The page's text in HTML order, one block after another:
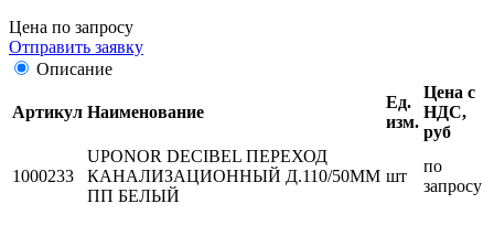
Цена по запросу
Отправить заявку
Описание
Артикул Наименование
Ед.
изм.
Цена с
НДС,
руб
1000233
UPONOR DECIBEL ПЕРЕХОД
КАНАЛИЗАЦИОННЫЙ Д.110/50ММ
ПП БЕЛЫЙ
шт
по
запросу